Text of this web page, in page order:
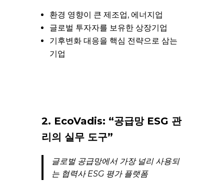
환경 영향이 큰 제조업, 에너지업
글로벌 투자자를 보유한 상장기업
기후변화 대응을 핵심 전략으로 삼는
기업
2. EcoVadis: “공급망 ESG 관
리의 실무 도구”
글로벌 공급망에서 가장 널리 사용되
는 협력사 ESG 평가 플랫폼